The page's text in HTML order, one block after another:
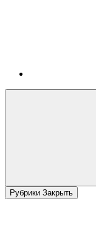
Рубрики Закрыть